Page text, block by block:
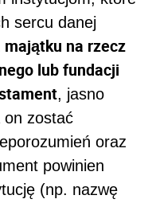
sercu danej
na rzecz
lub fundacji
, jasno
on zostać
oraz
powinien
(np. nazwę